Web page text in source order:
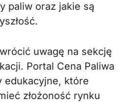
paliw oraz jakie są
uwagę na sekcję
Portal Cena Paliwa
edukacyjne, które
złożoność rynku